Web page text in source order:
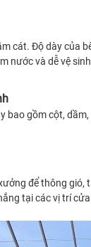
cát. Độ dày của
nước và dễ vệ
bao gồm cột,
để thông
tại các vị trí